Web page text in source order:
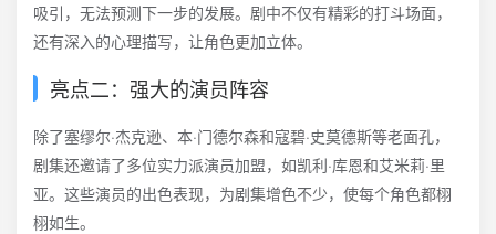
吸引，无法预测下一步的发展。剧中不仅有精彩的打斗场面，
还有深入的心理描写，让角色更加立体。
亮点二：强大的演员阵容
除了塞缪尔·杰克逊、本·门德尔森和寇碧·史莫德斯等老面孔，
剧集还邀请了多位实力派演员加盟，如凯利·库恩和艾米莉·里
亚。这些演员的出色表现，为剧集增色不少，使每个角色都栩
栩如生。